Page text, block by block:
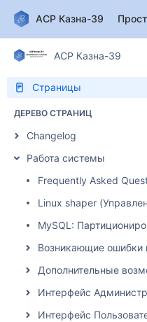
АСР Казна-39
АСР Казна-39
Страницы
ДЕРЕВО СТРАНИЦ
Changelog
Работа системы
Frequently Asked
Linux shaper
MySQL:
Возникающие ошибки
Дополнительные
Интерфейс
Интерфейс